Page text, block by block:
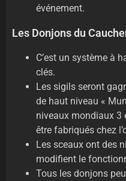
événement.
Les Donjons du
C’est un système à
clés.
Les sigils seront
de haut niveau «
niveaux mondiaux 3
être fabriqués chez
Les sceaux ont des
modifient le
Tous les donjons